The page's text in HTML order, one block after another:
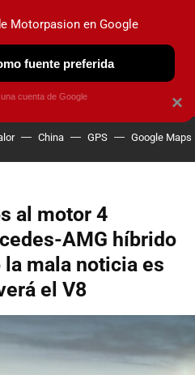
OBSERVATORIO
China GPS Google Maps
al motor 4
AMG híbrido
mala noticia es
el V8
×
Motorpasion en Google
fuente preferida
cuenta de Google